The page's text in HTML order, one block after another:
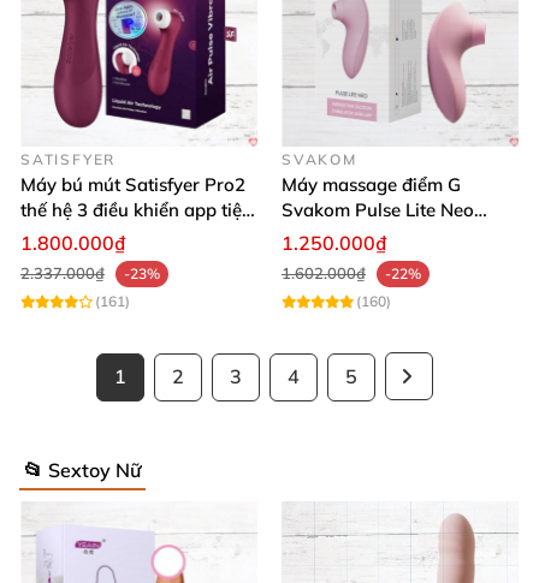
SATISFYER
Máy bú mút Satisfyer Pro2
thế hệ 3 điều khiển app tiện
lợi
1.800.000₫
2.337.000₫
-23%
(161)
SVAKOM
Máy massage điểm G
Svakom Pulse Lite Neo
công nghệ sóng hút
1.250.000₫
1.602.000₫
-22%
(160)
1 2 3 4 5
📂 Sextoy Nữ